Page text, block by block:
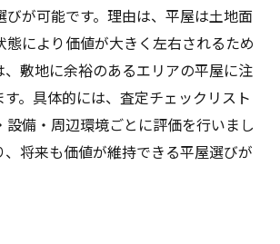
びが可能です。理由は、平屋は土地面
態により価値が大きく左右されるため
、敷地に余裕のあるエリアの平屋に注
す。具体的には、査定チェックリスト
設備・周辺環境ごとに評価を行いまし
、将来も価値が維持できる平屋選びが